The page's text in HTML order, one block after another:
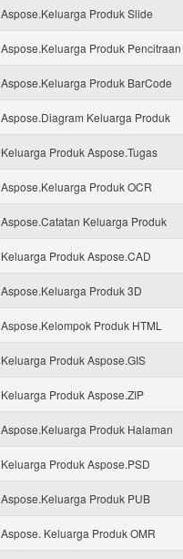
Aspose.Keluarga Produk Slide
Aspose.Keluarga Produk Pencitraan
Aspose.Keluarga Produk BarCode
Aspose.Diagram Keluarga Produk
Keluarga Produk Aspose.Tugas
Aspose.Keluarga Produk OCR
Aspose.Catatan Keluarga Produk
Keluarga Produk Aspose.CAD
Aspose.Keluarga Produk 3D
Aspose.Kelompok Produk HTML
Keluarga Produk Aspose.GIS
Keluarga Produk Aspose.ZIP
Aspose.Keluarga Produk Halaman
Keluarga Produk Aspose.PSD
Aspose.Keluarga Produk PUB
Aspose. Keluarga Produk OMR